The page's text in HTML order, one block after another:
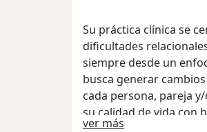
Su práctica clínica se
dificultades
siempre desde un
busca generar
cada persona, pareja
su calidad de vida con
ver más